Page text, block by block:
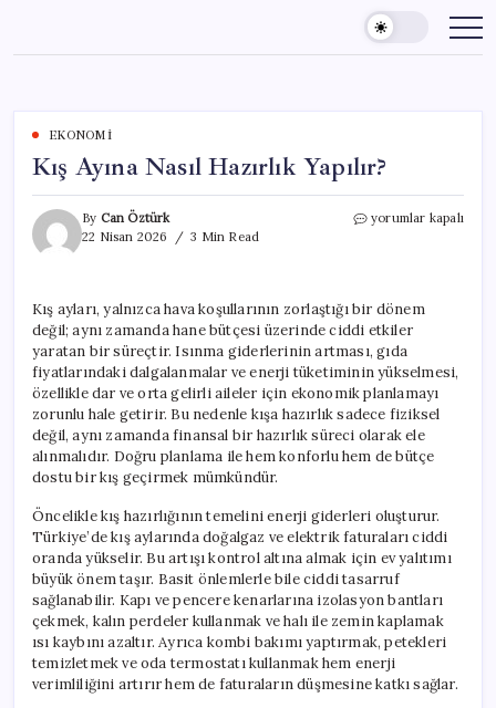
content
EKONOMI
Kış Ayına Nasıl Hazırlık Yapılır?
By Can Öztürk
22 Nisan 2026
3 Min Read
Kış
için
yorumlar kapalı
Kış ayları, yalnızca hava koşullarının zorlaştığı bir dönem
değil; aynı zamanda hane bütçesi üzerinde ciddi etkiler
yaratan bir süreçtir. Isınma giderlerinin artması, gıda
fiyatlarındaki dalgalanmalar ve enerji tüketiminin yükselmesi,
özellikle dar ve orta gelirli aileler için ekonomik planlamayı
zorunlu hale getirir. Bu nedenle kışa hazırlık sadece fiziksel
değil, aynı zamanda finansal bir hazırlık süreci olarak ele
alınmalıdır. Doğru planlama ile hem konforlu hem de bütçe
dostu bir kış geçirmek mümkündür.
Öncelikle kış hazırlığının temelini enerji giderleri oluşturur.
Türkiye’de kış aylarında doğalgaz ve elektrik faturaları ciddi
oranda yükselir. Bu artışı kontrol altına almak için ev yalıtımı
büyük önem taşır. Basit önlemlerle bile ciddi tasarruf
sağlanabilir. Kapı ve pencere kenarlarına izolasyon bantları
çekmek, kalın perdeler kullanmak ve halı ile zemin kaplamak
ısı kaybını azaltır. Ayrıca kombi bakımı yaptırmak, petekleri
temizletmek ve oda termostatı kullanmak hem enerji
verimliliğini artırır hem de faturaların düşmesine katkı sağlar.